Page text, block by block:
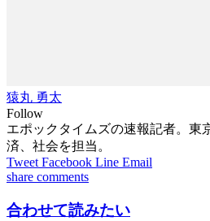
猿丸 勇太
Follow
エポックタイムズの速報記者。東
済、社会を担当。
Tweet Facebook Line Email
share comments
合わせて読みたい